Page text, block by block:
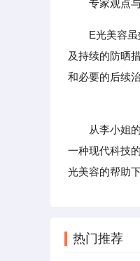
专家观点
E光美容
及持续的防晒
和必要的后续
从李小姐的
一种现代科技
光美容的帮助
热门推荐